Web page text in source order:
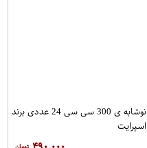
نوشابه ی 300 سی سی 24 عددی برند
اسپرایت